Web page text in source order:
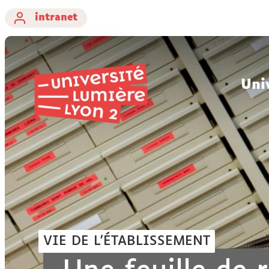
intranet
VIE DE L'ÉTABLISSEMENT